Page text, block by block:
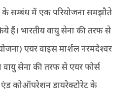
के सम्बंध में एक परियोजना समझौते
हैं। भारतीय वायु सेना की तरफ से
एयर वाइस मार्शल नरमदेश्वर
वायु सेना की तरफ से एयर फोर्स
एंड कोऑपरेशन डायरेक्टोरेट के